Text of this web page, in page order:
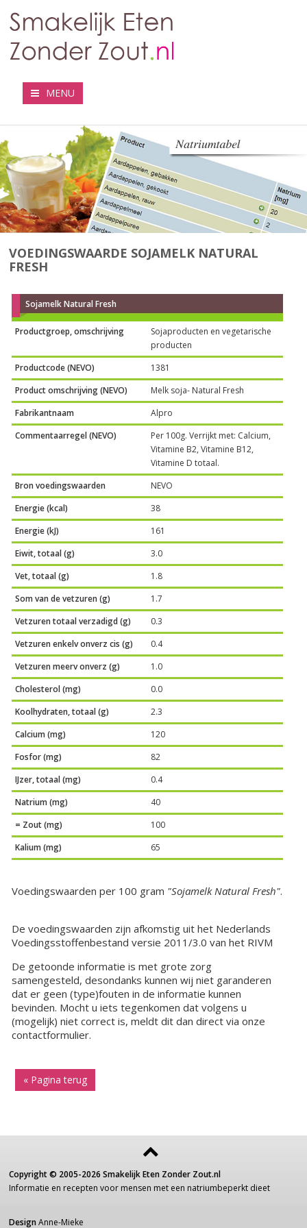
MENU
VOEDINGSWAARDE SOJAMELK NATURAL
FRESH
Sojamelk Natural Fresh
Productgroep, omschrijving
Sojaproducten en vegetarische
producten
Productcode (NEVO)
1381
Product omschrijving (NEVO)
Melk soja- Natural Fresh
Fabrikantnaam
Alpro
Commentaarregel (NEVO)
Per 100g. Verrijkt met: Calcium,
Vitamine B2, Vitamine B12,
Vitamine D totaal.
Bron voedingswaarden
NEVO
Energie (kcal)
38
Energie (kJ)
161
Eiwit, totaal (g)
3.0
Vet, totaal (g)
1.8
Som van de vetzuren (g)
1.7
Vetzuren totaal verzadigd (g)
0.3
Vetzuren enkelv onverz cis (g)
0.4
Vetzuren meerv onverz (g)
1.0
Cholesterol (mg)
0.0
Koolhydraten, totaal (g)
2.3
Calcium (mg)
120
Fosfor (mg)
82
IJzer, totaal (mg)
0.4
Natrium (mg)
40
= Zout (mg)
100
Kalium (mg)
65
Voedingswaarden per 100 gram "Sojamelk Natural Fresh".
De voedingswaarden zijn afkomstig uit het Nederlands
Voedingsstoffenbestand versie 2011/3.0 van het RIVM
De getoonde informatie is met grote zorg
samengesteld, desondanks kunnen wij niet garanderen
dat er geen (type)fouten in de informatie kunnen
bevinden. Mocht u iets tegenkomen dat volgens u
(mogelijk) niet correct is, meldt dit dan direct via onze
contactformulier.
« Pagina terug
Copyright © 2005-2026 Smakelijk Eten Zonder Zout.nl
Informatie en recepten voor mensen met een natriumbeperkt dieet
Design Anne-Mieke